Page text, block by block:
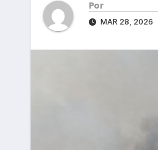
Por
MAR 28, 2026